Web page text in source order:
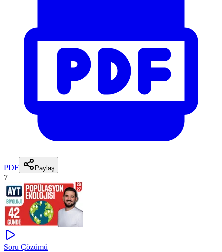
PDF Paylaş
7
Soru Çözümü